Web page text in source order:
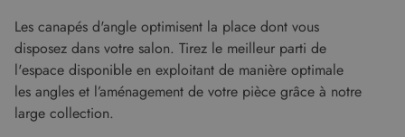
Les canapés d'angle optimisent la place dont vous
disposez dans votre salon. Tirez le meilleur parti de
l'espace disponible en exploitant de manière optimale
les angles et l’aménagement de votre pièce grâce à notre
large collection.